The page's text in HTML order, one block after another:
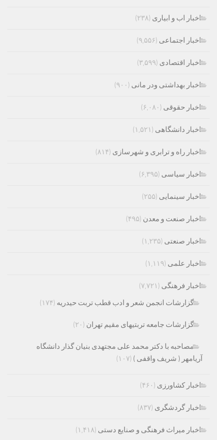
اخبار اب و ابیاری (۲۳۸)
اخبار اجتماعی (۹,۵۵۶)
اخبار اقتصادی (۳,۵۹۹)
اخبار بهداشتی ودر مانی (۹۰۰)
اخبار حقوقی (۶,۰۸۰)
اخبار دانشگاهی (۱,۵۲۱)
اخبار راه و ترابری و شهرسازی (۸۱۴)
اخبار سیاسی (۶,۳۹۵)
اخبار سینمایی (۲۵۵)
اخبار صنعت و معدن (۴۹۵)
اخبار صنعتی (۱,۲۳۵)
اخبار علمی (۱,۱۱۹)
اخبار فرهنگی (۷,۷۲۱)
گزارشات انجمن شعر و ادب قطب تربت حیدریه (۱۷۴)
گزارشات جامعه تربتیهای مقیم تهران (۲۰)
مصاحبه با دکتر محمد علی مجتهدی بنیان گذار دانشگاه
آریامهر ( شریف واقفی ) (۱۰۷)
اخبار کشاورزی (۴۶۰)
اخبار گردشگری (۸۳۷)
اخبار میراث فرهنگی و صنایع دستی (۱,۴۱۸)